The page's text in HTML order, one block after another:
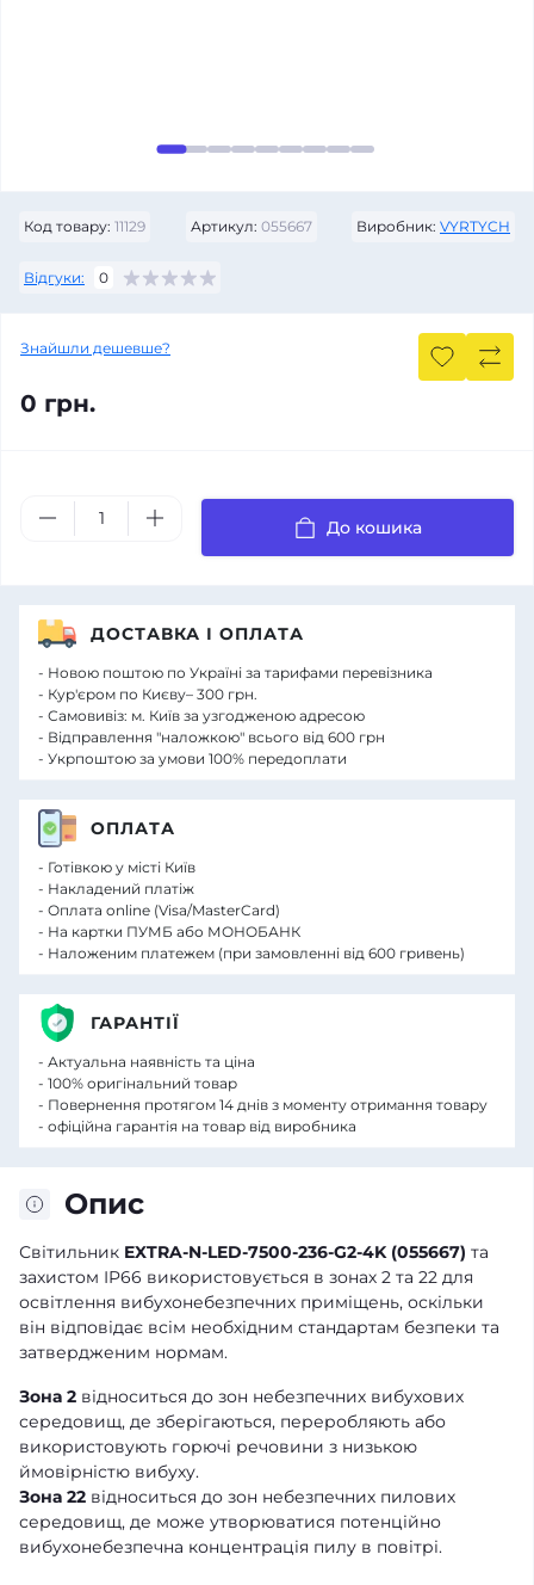
Код товару: 11129 Артикул: 055667 Виробник: VYRTYCH
Відгуки: 0
Знайшли дешевше?
0 грн.
До кошика
Опис
Світильник EXTRA-N-LED-7500-236-G2-4K (055667) та
захистом IP66 використовується в зонах 2 та 22 для
освітлення вибухонебезпечних приміщень, оскільки
він відповідає всім необхідним стандартам безпеки та
затвердженим нормам.
Зона 2 відноситься до зон небезпечних вибухових
середовищ, де зберігаються, переробляють або
використовують горючі речовини з низькою
ймовірністю вибуху.
Зона 22 відноситься до зон небезпечних пилових
середовищ, де може утворюватися потенційно
вибухонебезпечна концентрація пилу в повітрі.
ДОСТАВКА І ОПЛАТА
- Новою поштою по Україні за тарифами перевізника
- Кур'єром по Києву– 300 грн.
- Самовивіз: м. Київ за узгодженою адресою
- Відправлення "наложкою" всього від 600 грн
- Укрпоштою за умови 100% передоплати
ОПЛАТА
- Готівкою у місті Київ
- Накладений платіж
- Оплата online (Visa/MasterCard)
- На картки ПУМБ або МОНОБАНК
- Наложеним платежем (при замовленні від 600 гривень)
ГАРАНТІЇ
- Актуальна наявність та ціна
- 100% оригінальний товар
- Повернення протягом 14 днів з моменту отримання товару
- офіційна гарантія на товар від виробника